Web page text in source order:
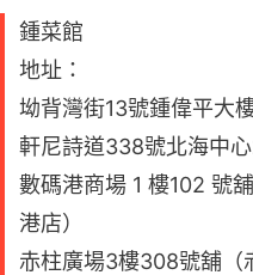
鍾菜館
地址：
坳背灣街13號鍾偉平大
軒尼詩道338號北海中心
數碼港商場 1 樓102 號
港店）
赤柱廣場3樓308號舖（